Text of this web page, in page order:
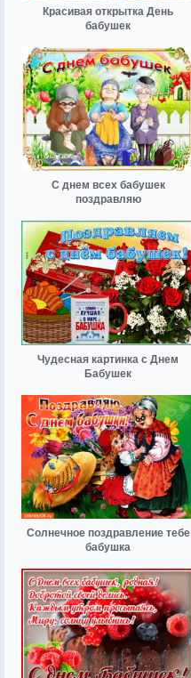
Красивая открытка День
бабушек
С днем всех бабушек
поздравляю
Чудесная картинка с Днем
Бабушек
Солнечное поздравление тебе
бабушка